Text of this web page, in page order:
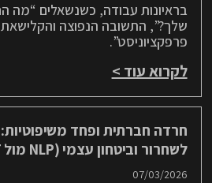
בראיונות עבודה, כשנשאלים “מה
שלך?”, התשובה הנפוצה
פרפקציוניסט”.
לקרוא עוד >
חרדה חברתית ופחד
לשחרור וביטחון עצמי (NLP מול CBT)
07/03/2026